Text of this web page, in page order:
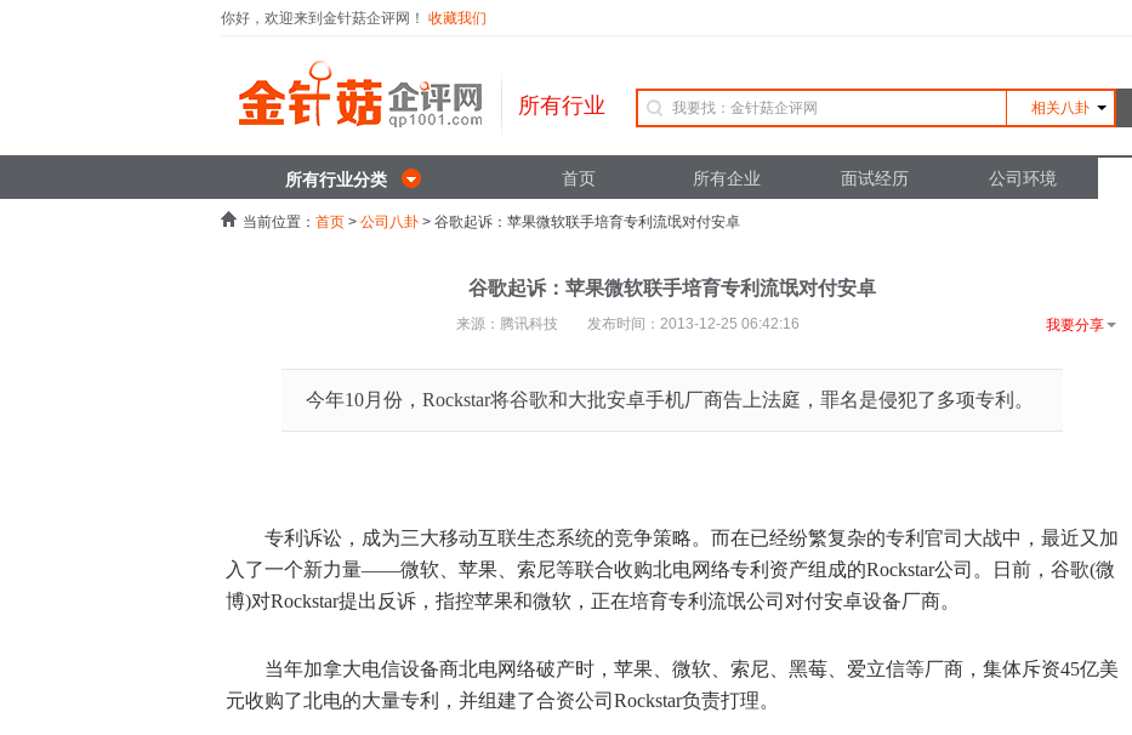
你好，欢迎来到金针菇企评网！ 收藏我们
所有行业 相关八卦
所有行业分类 首页 所有企业 面试经历 公司环境
当前位置： 首页 > 公司八卦 > 谷歌起诉：苹果微软联手培育专利流氓对付安卓
谷歌起诉：苹果微软联手培育专利流氓对付安卓
我要分享
来源：腾讯科技 发布时间：2013-12-25 06:42:16
今年10月份，Rockstar将谷歌和大批安卓手机厂商告上法庭，罪名是侵犯了多项专利。
专利诉讼，成为三大移动互联生态系统的竞争策略。而在已经纷繁复杂的专利官司大战中，最近又加
入了一个新力量——微软 苹果 、索尼等联合收购北电网络专利资产组成的Rockstar公司。日前， 谷歌(微
博)对Rockstar提出反诉，指控苹果和微软，正在培育专利流氓公司对付安卓设备厂商。
当年加拿大电信设备商北电网络破产时，苹果、微软、索尼、黑莓、 爱立信等厂商，集体斥资45亿美
元收购了北电的大量专利，并组建了合资公司Rockstar负责打理。